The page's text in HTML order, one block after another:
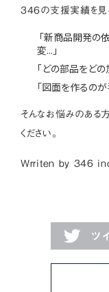
346の支援実績を見
「新商品開発の
変...」
「どの部品をど
「図面を作るの
そんなお悩みのある
ください。
Wrriten by 346
ツ